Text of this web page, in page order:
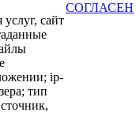
сайт
ip-
тип
СОГЛАСЕН